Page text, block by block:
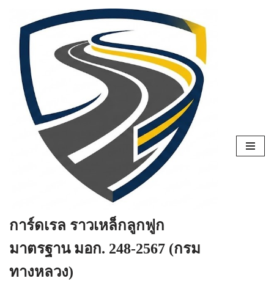
Skip
content
การ์ดเรล ราวเหล็กลูกฟูก
มาตรฐาน มอก. 248-2567 (กรม
ทางหลวง)